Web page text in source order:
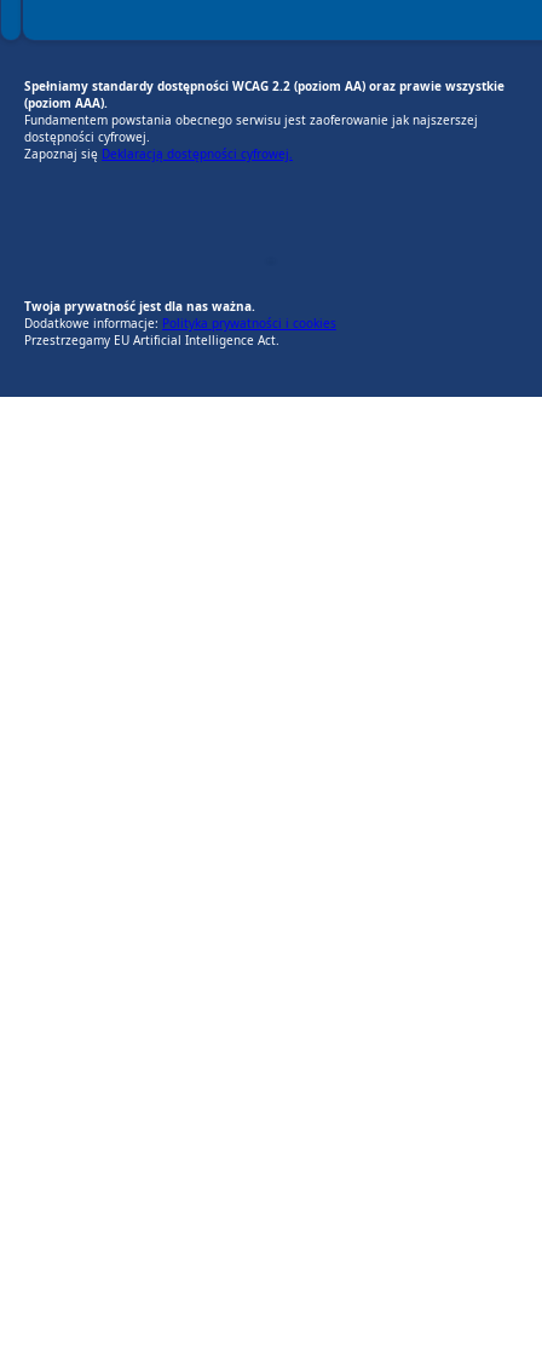
Spełniamy standardy dostępności WCAG 2.2 (poziom AA) oraz prawie wszystkie
(poziom AAA).
Fundamentem powstania obecnego serwisu jest zaoferowanie jak najszerszej
dostępności cyfrowej.
Zapoznaj się Deklaracją dostępności cyfrowej.
Twoja prywatność jest dla nas ważna.
Dodatkowe informacje: Polityka prywatności i cookies
Przestrzegamy EU Artificial Intelligence Act.